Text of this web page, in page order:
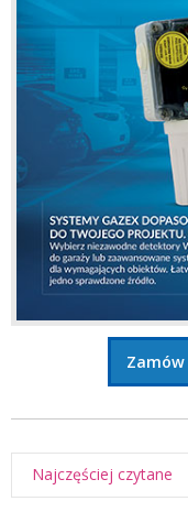
Najczęściej czytane